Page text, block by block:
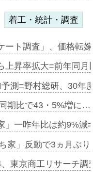
着工・統計・調査
ート調査」、価格転
上昇率拡大=前年同
測=野村総研、30年
期比で43・5%増に…
」一昨年比は約9%
家」反動で3ヵ月ぶ
東京商工リサーチ